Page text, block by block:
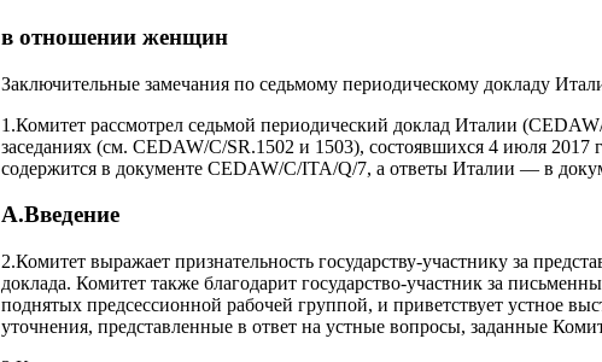
в отношении женщин
Заключительные замечания по седьмому периодическому докладу
1.Комитет рассмотрел седьмой периодический доклад Италии
заседаниях (см. CEDAW/C/SR.1502 и 1503), состоявшихся 4 июля 2017
содержится в документе CEDAW/C/ITA/Q/7, а ответы Италии — в
A.Введение
2.Комитет выражает признательность государству-участнику за
доклада. Комитет также благодарит государство-участник за
поднятых предсессионной рабочей группой, и приветствует устное
уточнения, представленные в ответ на устные вопросы, заданные